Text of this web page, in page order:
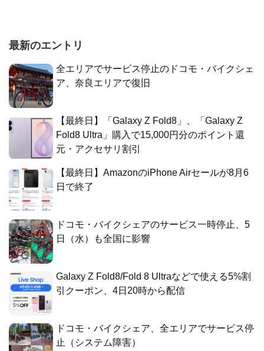
最新のエントリ
全エリアでサービス停止のドコモ・バイクシェ
ア、奈良エリアで復旧
【最終日】「Galaxy Z Fold8」、「Galaxy Z
Fold8 Ultra」購入で15,000円分のポイント還
元・アクセサリ割引
【最終日】AmazonのiPhone Airセールが8月6
日で終了
ドコモ・バイクシェアのサービス一時停止、5
日（水）も全国に影響
Galaxy Z Fold8/Fold 8 Ultraなどで使える5%割
引クーポン、4日20時から配信
ドコモ・バイクシェア、全エリアでサービス停
止（システム障害）